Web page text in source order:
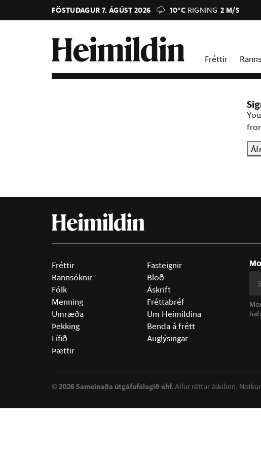
FÖSTUDAGUR 7. ÁGÚST 2026 10°C RIGNING 2 M/S
Fréttir
Fréttir
Rannsóknir
Fólk
Menning
Umræða
Þekking
Lífið
Þættir
Fasteignir
Blöð
Áskrift
Fréttabréf
Um Heimildina
Benda á frétt
Auglýsingar
©2026 Sameinaða útgáfufélagið ehf. Allur réttur áskilinn.